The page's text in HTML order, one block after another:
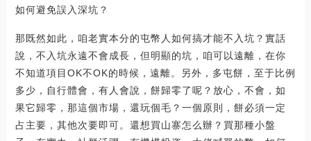
如何避免誤入深坑？
那既然如此，咱老實本分的屯幣人如何搞才能不入坑？實話
說，不入坑永遠不會成長，但明顯的坑，咱可以遠離，在你
不知道項目OK不OK的時候，遠離。另外，多屯餅，至于比例
多少，自行體會，有人會說，餅歸零了呢？放心，不會，如
果它歸零，那這個市場，還玩個毛？一個原則，餅必須一定
占主要，其他次要即可。還想買山寨怎么辦？買那種小盤